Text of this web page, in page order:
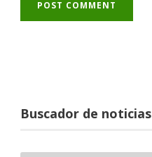
Buscador de noticias